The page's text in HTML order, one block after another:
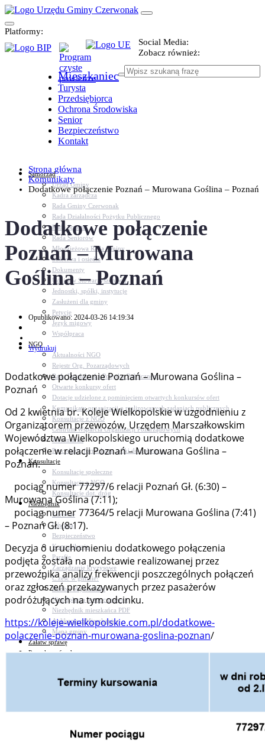
Platformy:
Social Media:
Zobacz również:
Mieszkaniec
Turysta
Przedsiębiorca
Ochrona Środowiska
Senior
Bezpieczeństwo
Kontakt
Samorząd
Urząd Gminy
Kadra zarządcza
Rada Gminy Czerwonak
Rada Działalności Pożytku Publicznego
Rada Sportu
Rada Seniorów
Młodzieżowa Rada Gminy
Sołectwa i osiedla
Dokumenty
Udział w Stowarzyszeniach
Jednostki, spółki, instytucje
Zasłużeni dla gminy
Petycje
Język migowy
Współpraca
NGO
Aktualności NGO
Rejestr Org. Pozarządowych
Rada Działalności Pożytku Publicznego
Otwarte konkursy ofert
Dotacje udzielone z pominięciem otwartych konkursów ofert
Komunikaty organizacji o realizowanych zadaniach publicznych
Konsultacje z NGO
Centrum Wsparcia Organizacji Pozarządowych
Wolontariat
Procedury, formularze, pliki do pobrania
Konsultacje
Konsultacje społeczne
Konsultacje z NGO
Konsultacje dot. dróg
Niezbędnik
Zdrowie
Oświata
Bezpieczeństwo
Komunikacja
Parafie
Zarządzanie kryzysowe
C.ześć w gminie!
Budżet obywatelski
Nieodpłatna pomoc prawna
Niezbędnik mieszkańca PDF
Aplikacja mMieszkaniec
Mapa gminy
Załatw sprawę
Pozyskane fundusze
System Informacji przestrzennej
Strona główna
Komunikaty
Dodatkowe połączenie Poznań – Murowana Goślina – Poznań
Dodatkowe połączenie
Poznań – Murowana
Goślina – Poznań
Opublikowano: 2024-03-26 14:19:34
Wydrukuj
Dodatkowe połączenie Poznań – Murowana Goślina –
Poznań
Od 2 kwietnia br. Koleje Wielkopolskie w uzgodnieniu z
Organizatorem przewozów, Urzędem Marszałkowskim
Województwa Wielkopolskiego uruchomią dodatkowe
połączenie w relacji Poznań – Murowana Goślina –
Poznań:
pociąg numer 77297/6 relacji Poznań Gł. (6:30) –
Murowana Goślina (7:11);
pociąg numer 77364/5 relacji Murowana Goślina (7:41)
– Poznań Gł. (8:17).
Decyzja o uruchomieniu dodatkowego połączenia
podjęta została na podstawie realizowanej przez
przewoźnika analizy frekwencji poszczególnych połączeń
oraz zgłoszeń przekazywanych przez pasażerów
podróżujących na tym odcinku.
https://koleje-wielkopolskie.com.pl/dodatkowe-
polaczenie-poznan-murowana-goslina-poznan/